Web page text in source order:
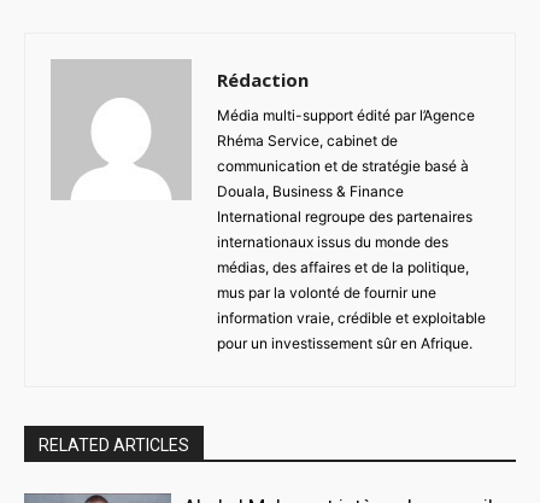
Rédaction
Média multi-support édité par l’Agence
Rhéma Service, cabinet de
communication et de stratégie basé à
Douala, Business & Finance
International regroupe des partenaires
internationaux issus du monde des
médias, des affaires et de la politique,
mus par la volonté de fournir une
information vraie, crédible et exploitable
pour un investissement sûr en Afrique.
RELATED ARTICLES